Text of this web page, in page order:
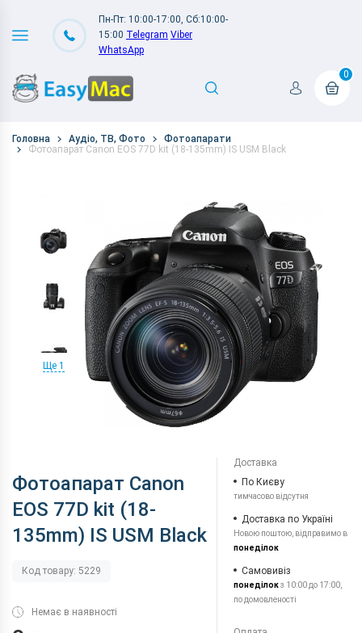
Пн-Пт: 10:00-17:00, Сб:10:00-
15:00 Telegram Viber
WhatsApp
0
Головна Аудіо, ТВ, Фото
Фотоапарати
Фотоапарат Canon EOS 77D kit (18-135mm) IS USM Black
Ще 1
Фотоапарат Canon
EOS 77D kit (18-
135mm) IS USM Black
Код товару: 5229
Немає в наявності
Доставка
По Києву
тимчасово відсутня
Доставка по Україні
Новою поштою, відправимо в
понеділок
Самовивіз
понеділокз 10:00 до 17:00,
по домовленості